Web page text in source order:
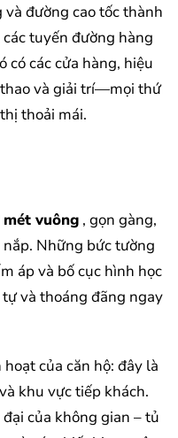
đường cao tốc thành
tuyến đường hàng
có các cửa hàng, hiệu
thao và giải trí—mọi thứ
thoải mái.
mét vuông , gọn gàng,
Những bức tường
áp và bố cục hình học
và thoáng đãng ngay
của căn hộ: đây là
khu vực tiếp khách.
của không gian – tủ